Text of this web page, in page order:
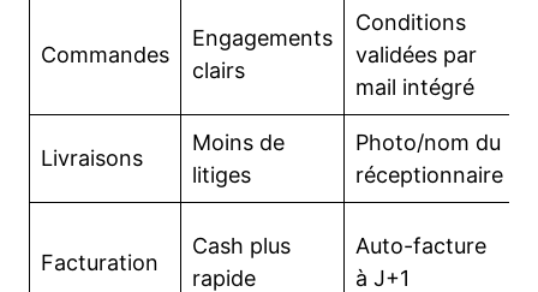
Commandes
Engagements
clairs
Conditions
validées par
mail intégré
Livraisons
Moins de
litiges
Photo/nom du
réceptionnaire
Facturation
Cash plus
rapide
Auto-facture
à J+1